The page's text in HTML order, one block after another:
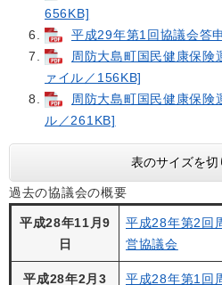
656KB]
平成29年第1回協議会答
周防大島町国民健康保険
ァイル／156KB]
周防大島町国民健康保険
ル／261KB]
表のサイズを切
過去の協議会の概要
平成28年11月9
日
平成28年第2回
営協議会
平成28年2月3
平成28年第1回